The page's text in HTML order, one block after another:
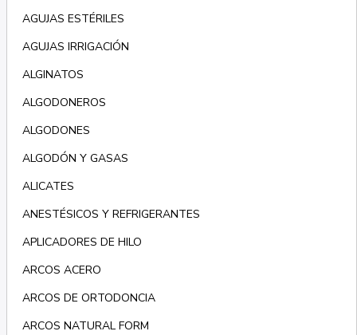
AGUJAS ESTÉRILES
AGUJAS IRRIGACIÓN
ALGINATOS
ALGODONEROS
ALGODONES
ALGODÓN Y GASAS
ALICATES
ANESTÉSICOS Y REFRIGERANTES
APLICADORES DE HILO
ARCOS ACERO
ARCOS DE ORTODONCIA
ARCOS NATURAL FORM